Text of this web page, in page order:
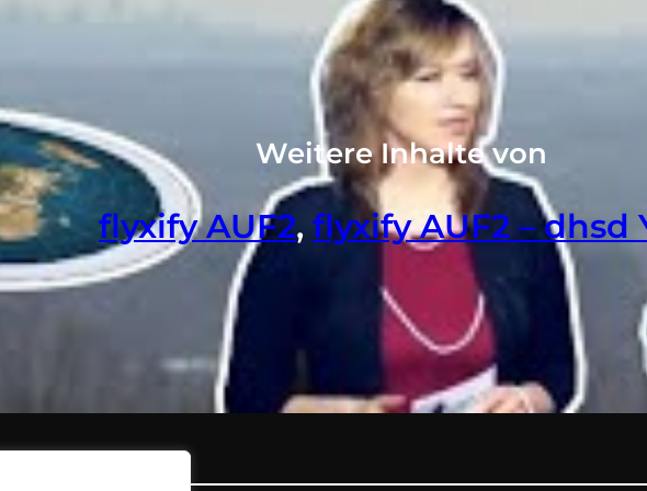
Weitere Inhalte von
flyxify AUF2, flyxify AUF2 – dhsd